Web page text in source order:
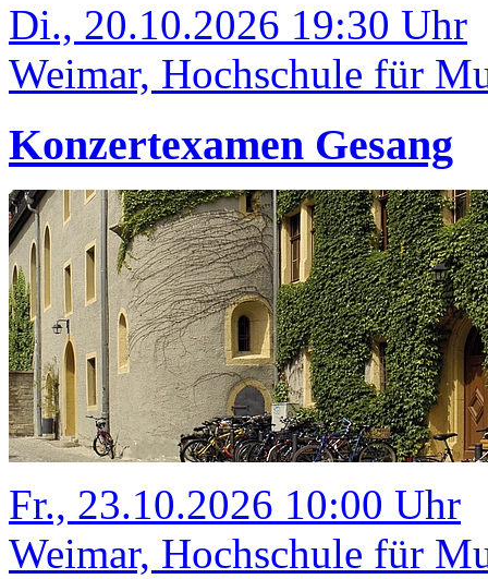
Di., 20.10.2026 19:30 Uhr
Weimar, Hochschule für
Konzertexamen Gesang
Fr., 23.10.2026 10:00 Uhr
Weimar, Hochschule für